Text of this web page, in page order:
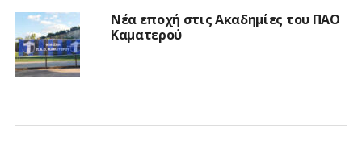
Νέα εποχή στις Ακαδημίες του ΠΑΟ
Καματερού